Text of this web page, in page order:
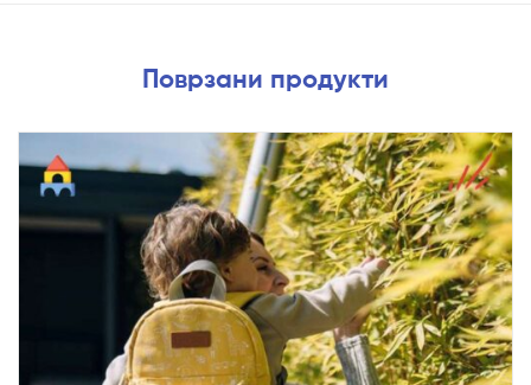
Поврзани продукти